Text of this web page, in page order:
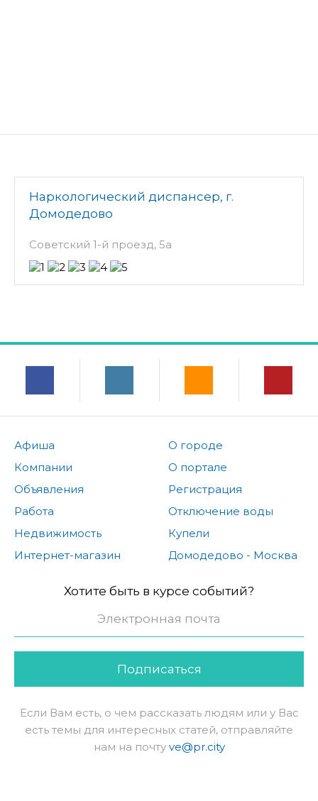
Наркологический диспансер, г.
Домодедово
Советский 1-й проезд, 5а
Афиша
Компании
Объявления
Работа
Недвижимость
Интернет-магазин
О городе
О портале
Регистрация
Отключение воды
Купели
Домодедово - Москва
Хотите быть в курсе событий?
Подписаться
Если Вам есть, о чем рассказать людям или у Вас
есть темы для интересных статей, отправляйте
нам на почту ve@pr.city